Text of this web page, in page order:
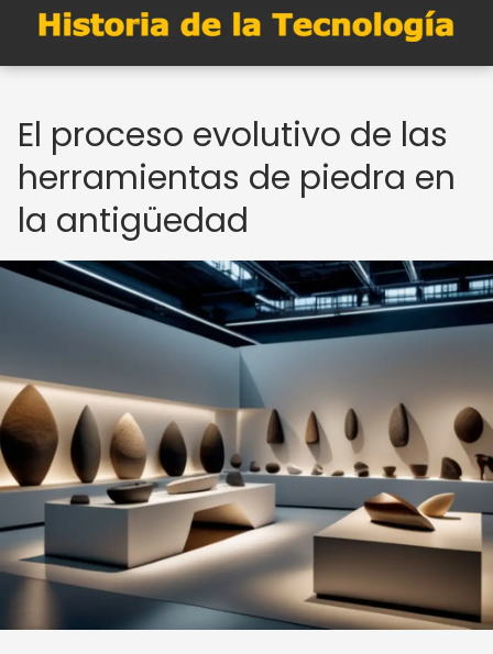
El proceso evolutivo de las
herramientas de piedra en
la antigüedad